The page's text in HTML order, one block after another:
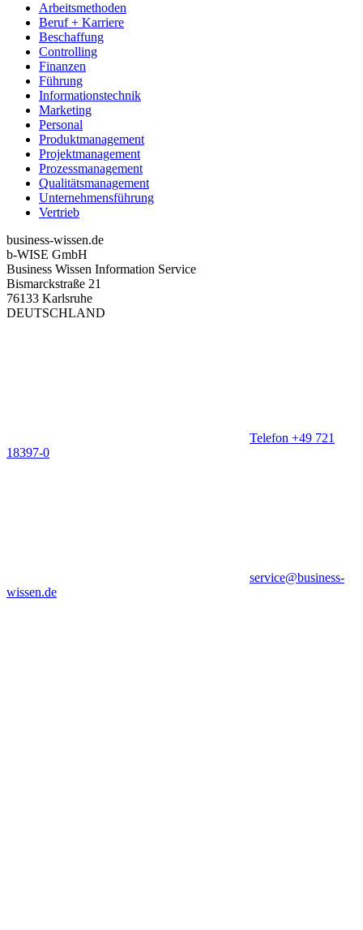
Arbeitsmethoden
Beruf + Karriere
Beschaffung
Controlling
Finanzen
Führung
Informationstechnik
Marketing
Personal
Produktmanagement
Projektmanagement
Prozessmanagement
Qualitätsmanagement
Unternehmensführung
Vertrieb
business-wissen.de
b-WISE GmbH
Business Wissen Information Service
Bismarckstraße 21
76133 Karlsruhe
DEUTSCHLAND
Telefon +49 721
18397-0
service@business-
wissen.de